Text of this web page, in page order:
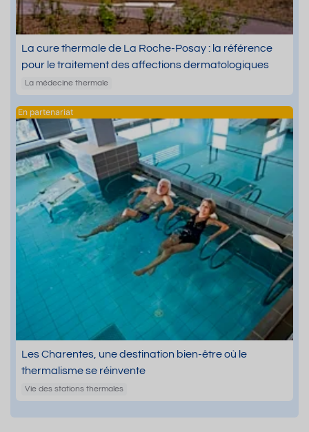
La cure thermale de La Roche-Posay : la référence
pour le traitement des affections dermatologiques
La médecine thermale
Les Charentes, une destination bien-être où le
thermalisme se réinvente
Vie des stations thermales